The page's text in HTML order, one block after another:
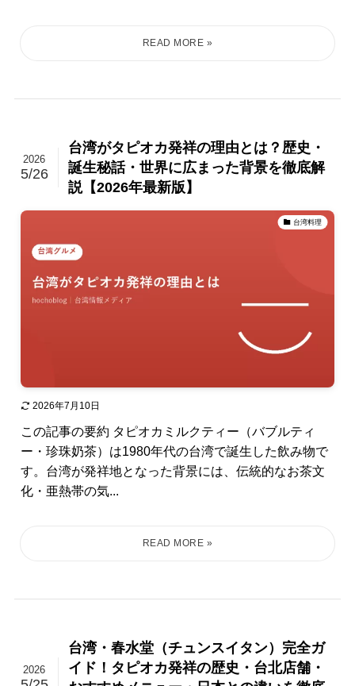
台湾がタピオカ発祥の理由とは？歴史・
誕生秘話・世界に広まった背景を徹底解
説【2026年最新版】
2026
5/26
台湾料理
2026年7月10日
この記事の要約 タピオカミルクティー（バブルティ
ー・珍珠奶茶）は1980年代の台湾で誕生した飲み物で
す。台湾が発祥地となった背景には、伝統的なお茶文
化・亜熱帯の気...
台湾・春水堂（チュンスイタン）完全ガ
イド！タピオカ発祥の歴史・台北店舗・
2026